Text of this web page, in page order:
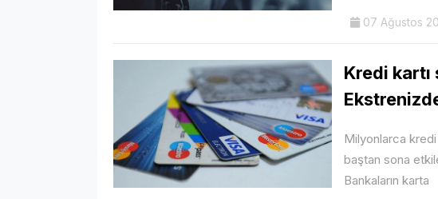
07 Ağustos
Kredi
Milyonlarca kredi
baştan sona
Bankaların karta